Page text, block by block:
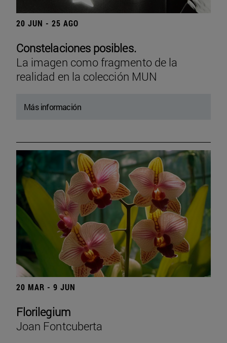
20 JUN - 25 AGO
Constelaciones posibles.
La imagen como fragmento de la
realidad en la colección MUN
Más información
20 MAR - 9 JUN
Florilegium
Joan Fontcuberta